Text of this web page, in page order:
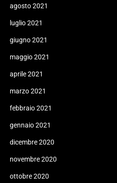
agosto 2021
luglio 2021
giugno 2021
maggio 2021
aprile 2021
marzo 2021
febbraio 2021
gennaio 2021
dicembre 2020
novembre 2020
ottobre 2020